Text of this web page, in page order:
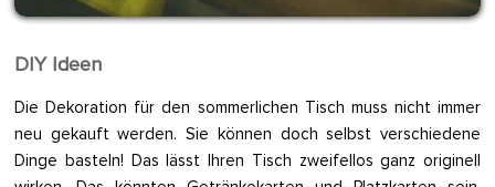
DIY Ideen
Die Dekoration für den sommerlichen Tisch muss nicht immer
neu gekauft werden. Sie können doch selbst verschiedene
Dinge basteln! Das lässt Ihren Tisch zweifellos ganz originell